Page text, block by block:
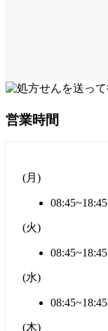
営業時間
(月 )
08:45~18:45
(火)
08:45~18:45
(水)
08:45~18:45
(木)